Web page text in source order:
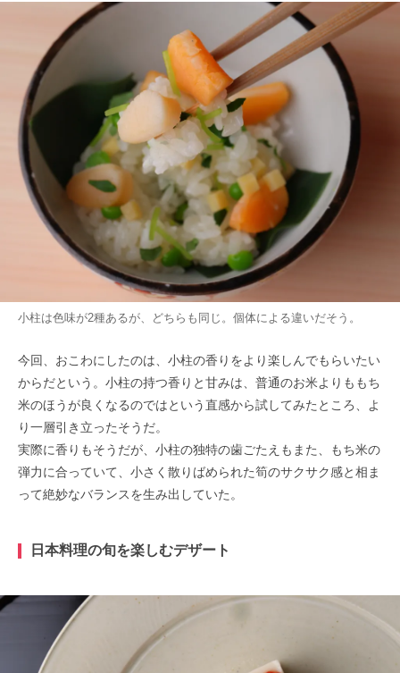
小柱は色味が2種あるが、どちらも同じ。個体による違いだそう。
今回、おこわにしたのは、小柱の香りをより楽しんでもらいたい
からだという。小柱の持つ香りと甘みは、普通のお米よりももち
米のほうが良くなるのではという直感から試してみたところ、よ
り一層引き立ったそうだ。
実際に香りもそうだが、小柱の独特の歯ごたえもまた、もち米の
弾力に合っていて、小さく散りばめられた筍のサクサク感と相ま
って絶妙なバランスを生み出していた。
日本料理の旬を楽しむデザート